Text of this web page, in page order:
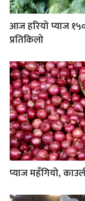
आज हरियो प्याज
प्रतिकिलो
प्याज महँगियो,